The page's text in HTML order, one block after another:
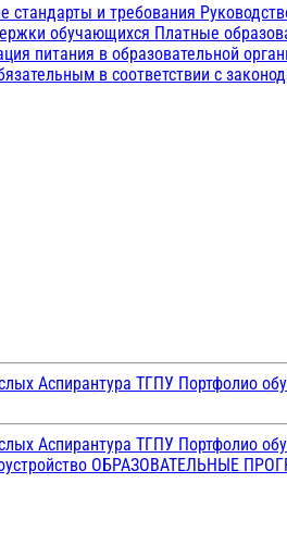
стандарты и требования
обучающихся Платные
питания в образовательной
в соответствии с
Аспирантура ТГПУ Портфолио
Аспирантура ТГПУ Портфолио
ОБРАЗОВАТЕЛЬНЫЕ